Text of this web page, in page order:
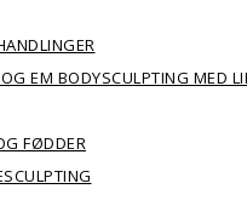
EM BODYSCULPTING MED
FØDDER